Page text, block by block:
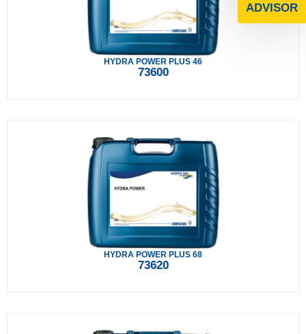
ADVISOR
HYDRA POWER PLUS 46
73600
HYDRA POWER PLUS 68
73620